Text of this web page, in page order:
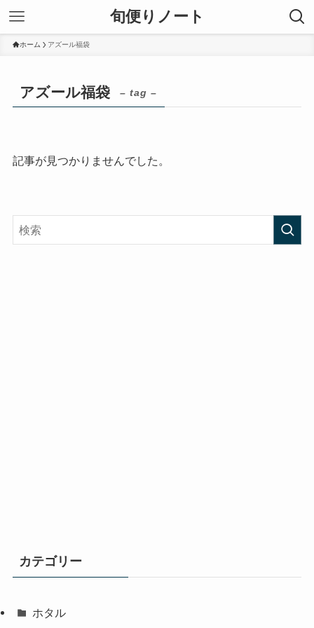
旬便りノート
ホーム アズール福袋
アズール福袋 – tag –
記事が見つかりませんでした。
カテゴリー
ホタル